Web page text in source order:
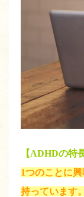
【ADHDの特
1つのことに
持っています。